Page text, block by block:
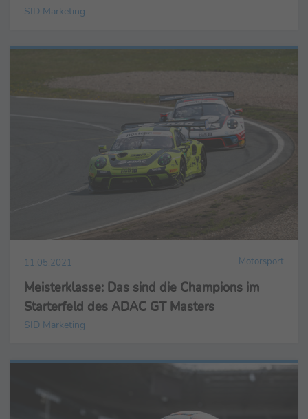
SID Marketing
11.05.2021 Motorsport
Meisterklasse: Das sind die Champions im
Starterfeld des ADAC GT Masters
SID Marketing